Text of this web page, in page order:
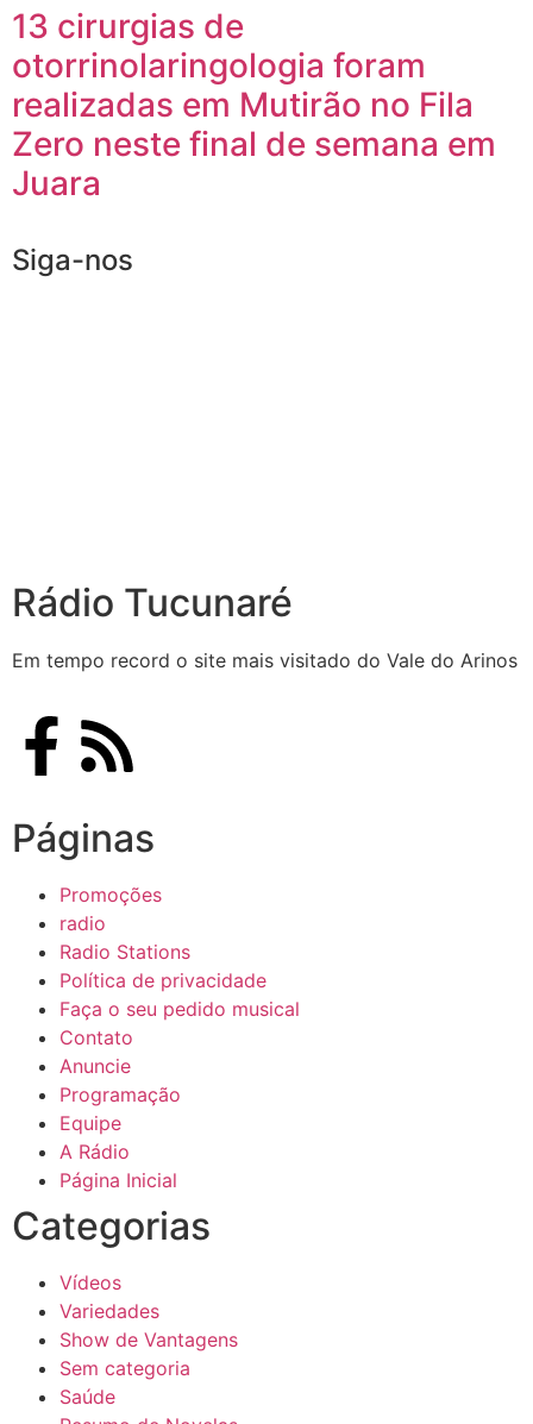
13 cirurgias de
otorrinolaringologia foram
realizadas em Mutirão no Fila
Zero neste final de semana em
Juara
Siga-nos
Rádio Tucunaré
Em tempo record o site mais visitado do Vale do Arinos
Páginas
Promoções
radio
Radio Stations
Política de privacidade
Faça o seu pedido musical
Contato
Anuncie
Programação
Equipe
A Rádio
Página Inicial
Categorias
Vídeos
Variedades
Show de Vantagens
Sem categoria
Saúde